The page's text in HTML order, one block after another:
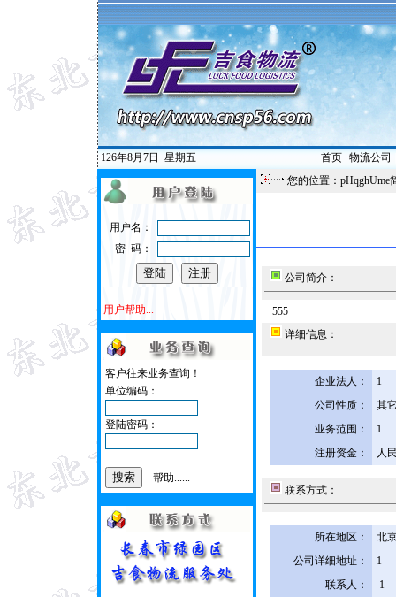
126年8月7日 星期五 首页| 物流公司
用户名：
密 码：
用户帮助...
客户往来业务查询！
单位编码：
登陆密码：
帮助......
您的位置：pHqghUme
公司简介：
555
详细信息：
企业法人：
1
公司性质：
其
业务范围：
1
注册资金：
人
联系方式：
所在地区：
北
公司详细地址：
1
联系人：
1